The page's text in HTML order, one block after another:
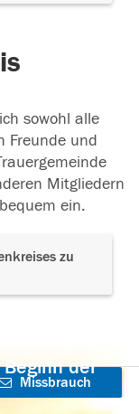
sowohl alle
Freunde und
Mitgliedern
ein.
zu
der
Missbrauch